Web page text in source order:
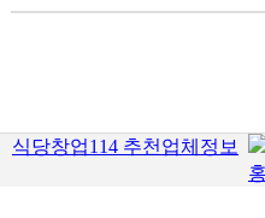
식당창업114 추천업체정보